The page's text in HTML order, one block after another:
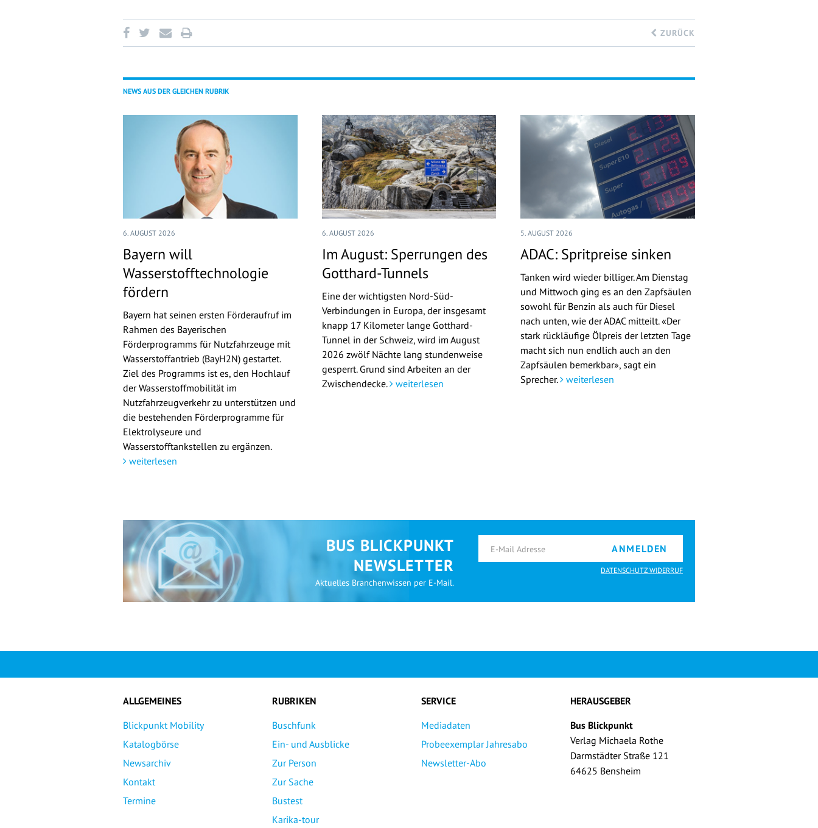
ZURÜCK
NEWS AUS DER GLEICHEN RUBRIK
6. AUGUST 2026
Bayern will
Wasserstofftechnologie
fördern
Bayern hat seinen ersten Förderaufruf im
Rahmen des Bayerischen
Förderprogramms für Nutzfahrzeuge mit
Wasserstoffantrieb (BayH2N) gestartet.
Ziel des Programms ist es, den Hochlauf
der Wasserstoffmobilität im
Nutzfahrzeugverkehr zu unterstützen und
die bestehenden Förderprogramme für
Elektrolyseure und
Wasserstofftankstellen zu ergänzen.
weiterlesen
6. AUGUST 2026
Im August: Sperrungen des
Gotthard-Tunnels
Eine der wichtigsten Nord-Süd-
Verbindungen in Europa, der insgesamt
knapp 17 Kilometer lange Gotthard-
Tunnel in der Schweiz, wird im August
2026 zwölf Nächte lang stundenweise
gesperrt. Grund sind Arbeiten an der
Zwischendecke. weiterlesen
5. AUGUST 2026
ADAC: Spritpreise sinken
Tanken wird wieder billiger. Am Dienstag
und Mittwoch ging es an den Zapfsäulen
sowohl für Benzin als auch für Diesel
nach unten, wie der ADAC mitteilt. «Der
stark rückläufige Ölpreis der letzten Tage
macht sich nun endlich auch an den
Zapfsäulen bemerkbar», sagt ein
Sprecher. weiterlesen
BUS BLICKPUNKT
NEWSLETTER
Aktuelles Branchenwissen per E-Mail.
ANMELDEN
DATENSCHUTZ WIDERRUF
ALLGEMEINES
Blickpunkt Mobility
Katalogbörse
Newsarchiv
Kontakt
Termine
RUBRIKEN
Buschfunk
Ein- und Ausblicke
Zur Person
Zur Sache
Bustest
Karika-tour
SERVICE
Mediadaten
Probeexemplar Jahresabo
Newsletter-Abo
HERAUSGEBER
Bus Blickpunkt
Verlag Michaela Rothe
Darmstädter Straße 121
64625 Bensheim